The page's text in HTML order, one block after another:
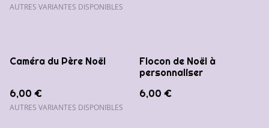
AUTRES VARIANTES DISPONIBLES
Caméra du Père Noël
6,00 €
AUTRES VARIANTES DISPONIBLES
Flocon de Noël à
personnaliser
6,00 €